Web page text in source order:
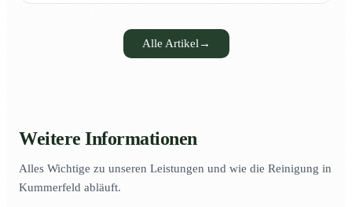
Alle Artikel→
Weitere Informationen
Alles Wichtige zu unseren Leistungen und wie die Reinigung in
Kummerfeld abläuft.